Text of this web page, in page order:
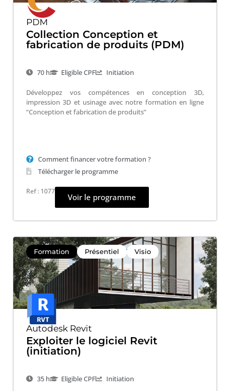
PDM
Collection Conception et
fabrication de produits (PDM)
70 h Eligible CPF Initiation
Développez vos compétences en conception 3D,
impression 3D et usinage avec notre formation en ligne
“Conception et fabrication de produits”
Comment financer votre formation ?
Télécharger le programme
Ref : 1077
Voir le programme
Formation Présentiel Visio
Autodesk Revit
Exploiter le logiciel Revit
(initiation)
35 h Eligible CPF Initiation